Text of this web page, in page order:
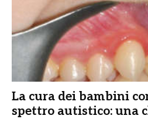
La cura dei bambini
spettro autistico: una